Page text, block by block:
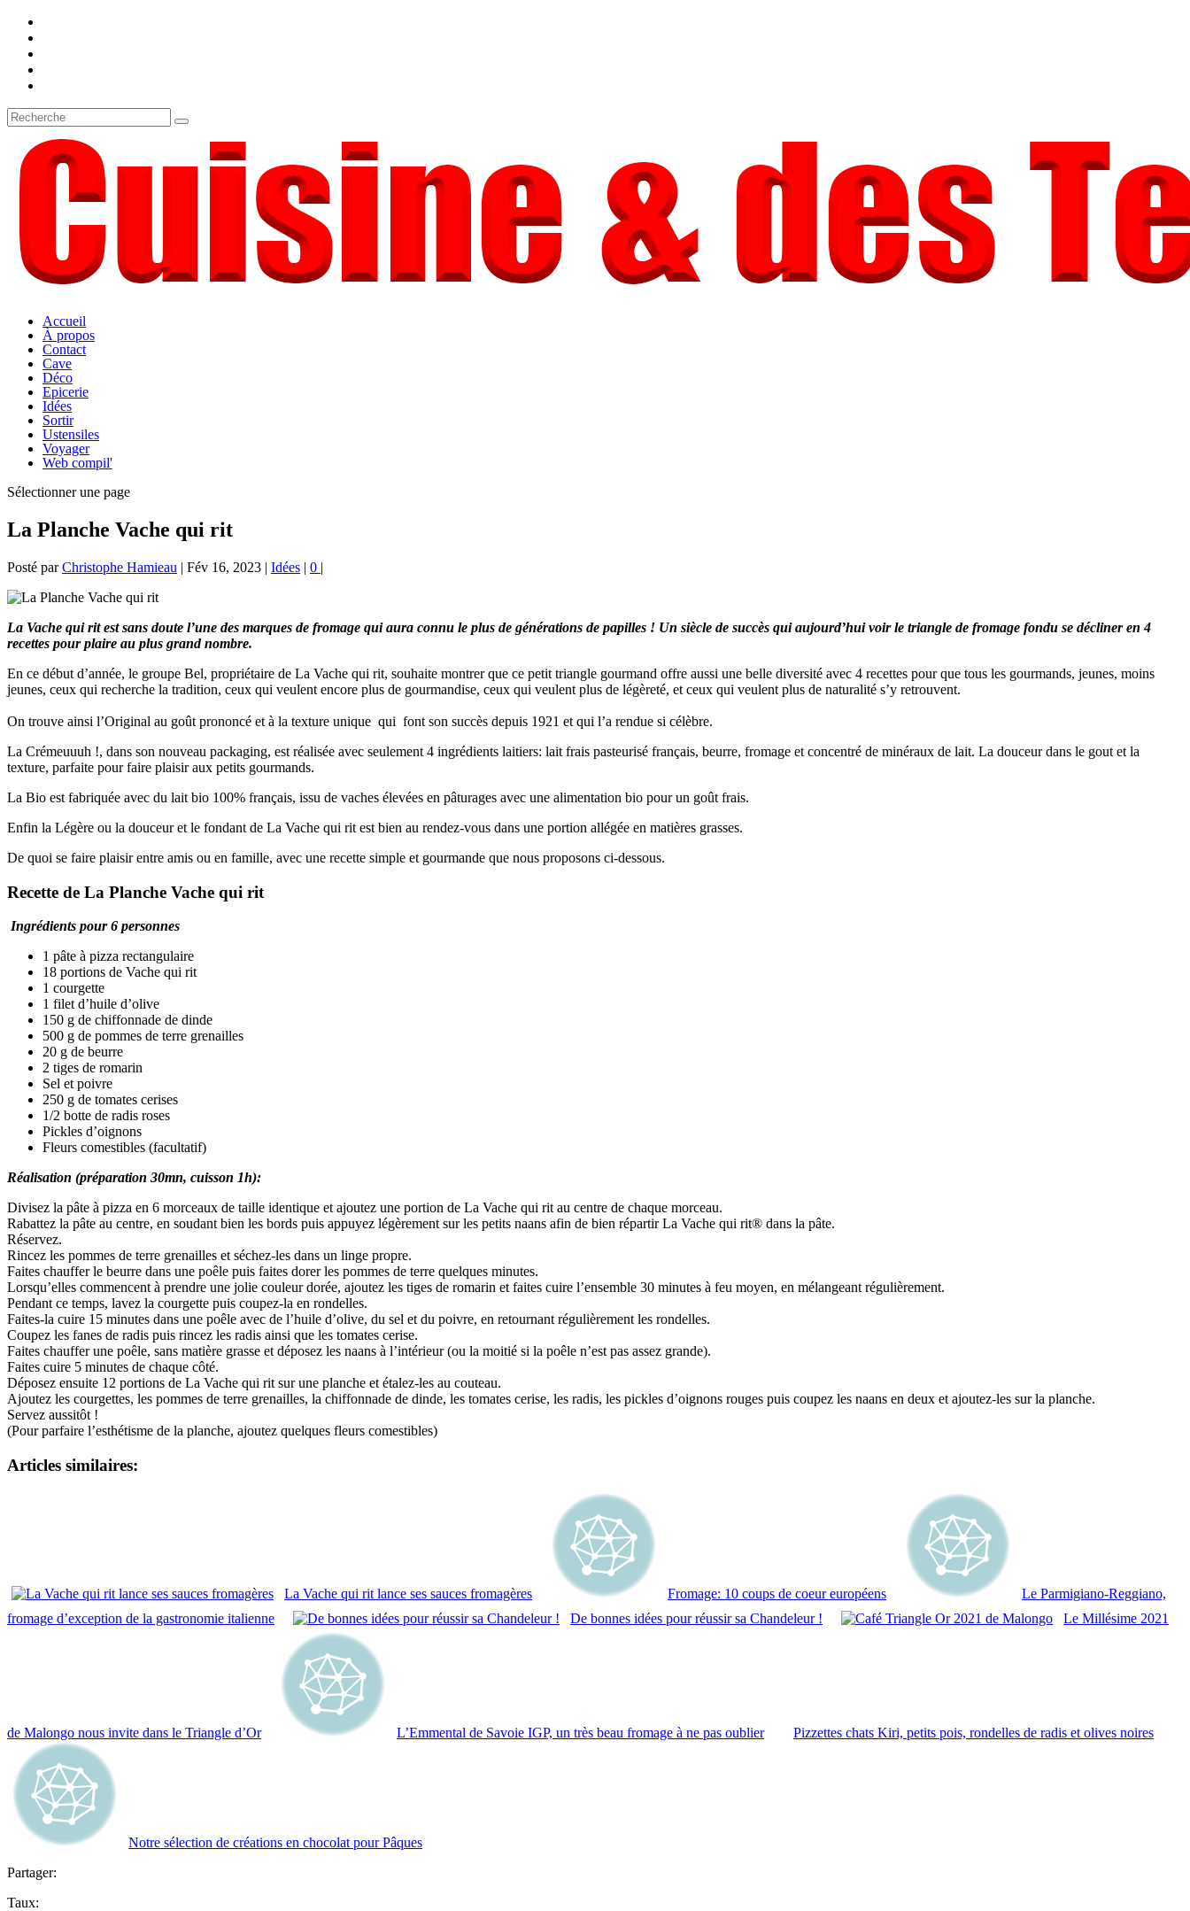
Accueil
À propos
Contact
Cave
Déco
Epicerie
Idées
Sortir
Ustensiles
Voyager
Web compil'
Sélectionner une page
La Planche Vache qui rit
Posté parChristophe Hamieau | Fév 16, 2023 | Idées | 0 |
La Vache qui rit est sans doute l’une des marques de fromage qui aura connu le plus de générations de papilles ! Un siècle de succès qui aujourd’hui voir le triangle de fromage fondu se décliner en 4
recettes pour plaire au plus grand nombre.
En ce début d’année, le groupe Bel, propriétaire de La Vache qui rit, souhaite montrer que ce petit triangle gourmand offre aussi une belle diversité avec 4 recettes pour que tous les gourmands, jeunes, moins
jeunes, ceux qui recherche la tradition, ceux qui veulent encore plus de gourmandise, ceux qui veulent plus de légèreté, et ceux qui veulent plus de naturalité s’y retrouvent.
On trouve ainsi l’Original au goût prononcé et à la texture unique qui font son succès depuis 1921 et qui l’a rendue si célèbre.
La Crémeuuuh !, dans son nouveau packaging, est réalisée avec seulement 4 ingrédients laitiers: lait frais pasteurisé français, beurre, fromage et concentré de minéraux de lait. La douceur dans le gout et la
texture, parfaite pour faire plaisir aux petits gourmands.
La Bio est fabriquée avec du lait bio 100% français, issu de vaches élevées en pâturages avec une alimentation bio pour un goût frais.
Enfin la Légère ou la douceur et le fondant de La Vache qui rit est bien au rendez-vous dans une portion allégée en matières grasses.
De quoi se faire plaisir entre amis ou en famille, avec une recette simple et gourmande que nous proposons ci-dessous.
Recette de La Planche Vache qui rit
Ingrédients pour 6 personnes
1 pâte à pizza rectangulaire
18 portions de Vache qui rit
1 courgette
1 filet d’huile d’olive
150 g de chiffonnade de dinde
500 g de pommes de terre grenailles
20 g de beurre
2 tiges de romarin
Sel et poivre
250 g de tomates cerises
1/2 botte de radis roses
Pickles d’oignons
Fleurs comestibles (facultatif)
Réalisation (préparation 30mn, cuisson 1h):
Divisez la pâte à pizza en 6 morceaux de taille identique et ajoutez une portion de La Vache qui rit au centre de chaque morceau.
Rabattez la pâte au centre, en soudant bien les bords puis appuyez légèrement sur les petits naans afin de bien répartir La Vache qui rit® dans la pâte.
Réservez.
Rincez les pommes de terre grenailles et séchez-les dans un linge propre.
Faites chauffer le beurre dans une poêle puis faites dorer les pommes de terre quelques minutes.
Lorsqu’elles commencent à prendre une jolie couleur dorée, ajoutez les tiges de romarin et faites cuire l’ensemble 30 minutes à feu moyen, en mélangeant régulièrement.
Pendant ce temps, lavez la courgette puis coupez-la en rondelles.
Faites-la cuire 15 minutes dans une poêle avec de l’huile d’olive, du sel et du poivre, en retournant régulièrement les rondelles.
Coupez les fanes de radis puis rincez les radis ainsi que les tomates cerise.
Faites chauffer une poêle, sans matière grasse et déposez les naans à l’intérieur (ou la moitié si la poêle n’est pas assez grande).
Faites cuire 5 minutes de chaque côté.
Déposez ensuite 12 portions de La Vache qui rit sur une planche et étalez-les au couteau.
Ajoutez les courgettes, les pommes de terre grenailles, la chiffonnade de dinde, les tomates cerise, les radis, les pickles d’oignons rouges puis coupez les naans en deux et ajoutez-les sur la planche.
Servez aussitôt !
(Pour parfaire l’esthétisme de la planche, ajoutez quelques fleurs comestibles)
Articles similaires:
La Vache qui rit lance ses sauces fromagères Fromage: 10 coups de coeur européens
Le Parmigiano-Reggiano,
fromage d’exception de la gastronomie italienne
De bonnes idées pour réussir sa Chandeleur ! Le Millésime 2021
de Malongo nous invite dans le Triangle d’Or L’Emmental de Savoie IGP, un très beau fromage à ne pas oublier Pizzettes chats Kiri, petits pois, rondelles de radis et olives noires
Notre sélection de créations en chocolat pour Pâques
Partager:
Taux: